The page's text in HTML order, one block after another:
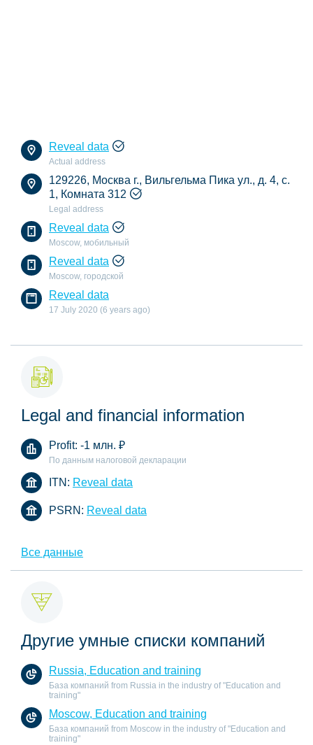
Reveal data
Actual address
129226, Москва г., Вильгельма Пика ул., д. 4, с.
1, Комната 312
Legal address
Reveal data
Moscow, мобильный
Reveal data
Moscow, городской
Reveal data
17 July 2020 (6 years ago)
Legal and financial information
Profit: -1 млн. ₽
По данным налоговой декларации
ITN: Reveal data
PSRN: Reveal data
Все данные
Другие умные списки компаний
Russia, Education and training
База компаний from Russia in the industry of "Education and
training"
Moscow, Education and training
База компаний from Moscow in the industry of "Education and
training"